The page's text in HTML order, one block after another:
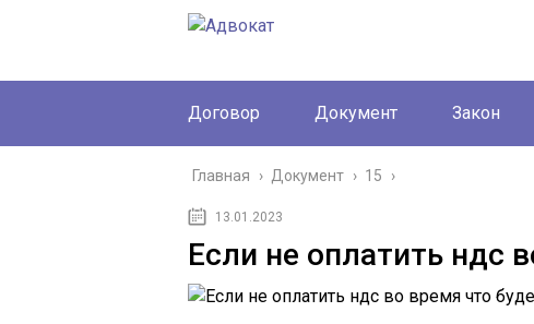
Договор Документ Закон
Главная › Документ › 15 ›
13.01.2023
Если не оплатить ндс